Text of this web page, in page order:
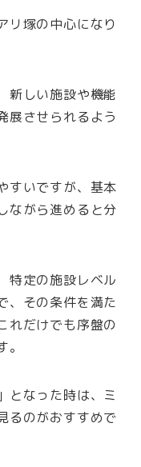
リ塚の中心になり
新しい施設や機能
展させられるよう
すいですが、基本
ながら進めると分
特定の施設レベル
、その条件を満た
れだけでも序盤の
となった時は、ミ
るのがおすすめで